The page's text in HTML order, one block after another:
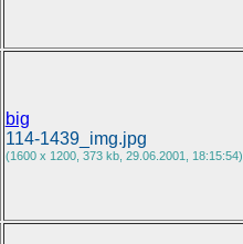
big
114-1439_img.jpg
(1600 x 1200, 373 kb, 29.06.2001, 18:15:54)